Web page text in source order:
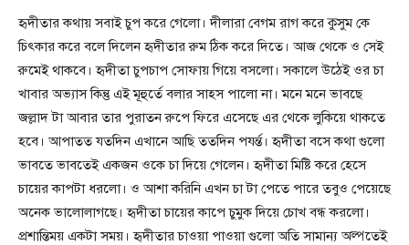
হৃদীতার কথায় সবাই চুপ করে গেলো। দীলারা বেগম রাগ করে কুসুম কে
চিৎকার করে বলে দিলেন হৃদীতার রুম ঠিক করে দিতে। আজ থেকে ও সেই
রুমেই থাকবে। হৃদীতা চুপচাপ সোফায় গিয়ে বসলো। সকালে উঠেই ওর চা
খাবার অভ্যাস কিন্তু এই মূহুর্তে বলার সাহস পালো না। মনে মনে ভাবছে
জল্লাদ টা আবার তার পুরাতন রুপে ফিরে এসেছে এর থেকে লুকিয়ে থাকতে
হবে। আপাতত যতদিন এখানে আছি ততদিন পযর্ন্ত। হৃদীতা বসে কথা গুলো
ভাবতে ভাবতেই একজন ওকে চা দিয়ে গেলেন। হৃদীতা মিষ্টি করে হেসে
চায়ের কাপটা ধরলো। ও আশা করিনি এখন চা টা পেতে পারে তবুও পেয়েছে
অনেক ভালোলাগছে। হৃদীতা চায়ের কাপে চুমুক দিয়ে চোখ বন্ধ করলো।
প্রশান্তিময় একটা সময়। হৃদীতার চাওয়া পাওয়া গুলো অতি সামান্য অল্পতেই